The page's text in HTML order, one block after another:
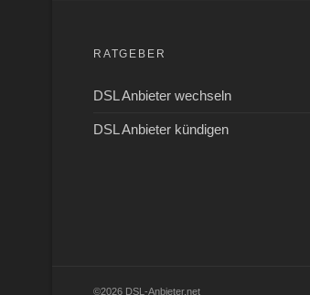
RATGEBER
DSL Anbieter wechseln
DSL Anbieter kündigen
©2026 DSL-Anbieter.net